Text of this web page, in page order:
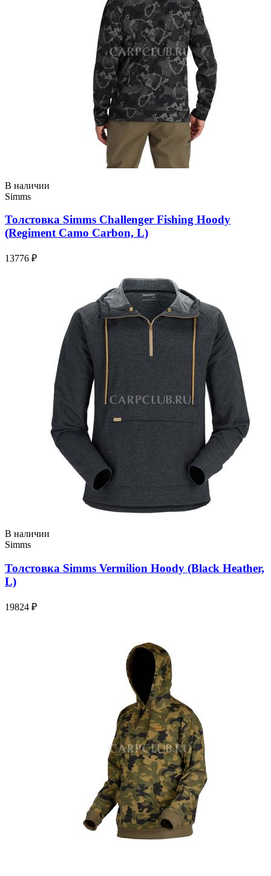
В наличии
Simms
Толстовка Simms Challenger Fishing Hoody
(Regiment Camo Carbon, L)
13776 ₽
В наличии
Simms
Толстовка Simms Vermilion Hoody (Black Heather,
L)
19824 ₽